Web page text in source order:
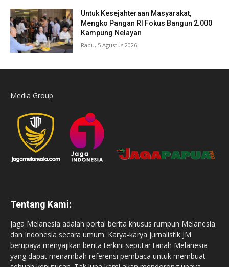
Untuk Kesejahteraan Masyarakat,
Mengko Pangan RI Fokus Bangun 2.000
Kampung Nelayan
Rabu, 5 Agustus 2026
Media Group
Tentang Kami:
Jaga Melanesia adalah portal berita khusus rumpun Melanesia
dan Indonesia secara umum. Karya-karya jurnalistik JM
berupaya menyajikan berita terkini seputar tanah Melanesia
yang dapat menambah referensi pembaca untuk membuat